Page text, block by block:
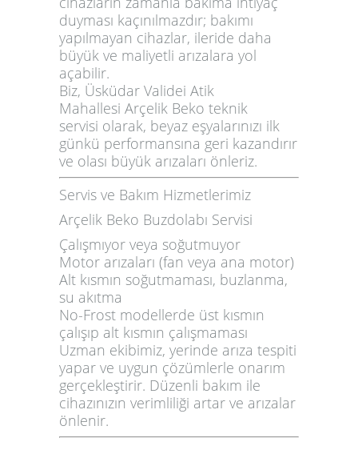
duyması kaçınılmazdır; bakımı
yapılmayan cihazlar, ileride daha
büyük ve maliyetli arızalara yol
açabilir.
Biz, Üsküdar Validei Atik
Mahallesi Arçelik Beko teknik
servisi olarak, beyaz eşyalarınızı ilk
günkü performansına geri kazandırır
ve olası büyük arızaları önleriz.
Servis ve Bakım Hizmetlerimiz
Arçelik Beko Buzdolabı Servisi
Çalışmıyor veya soğutmuyor
Motor arızaları (fan veya ana motor)
Alt kısmın soğutmaması, buzlanma,
su akıtma
No-Frost modellerde üst kısmın
çalışıp alt kısmın çalışmaması
Uzman ekibimiz, yerinde arıza tespiti
yapar ve uygun çözümlerle onarım
gerçekleştirir. Düzenli bakım ile
cihazınızın verimliliği artar ve arızalar
önlenir.